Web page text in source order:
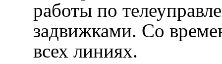
работы по
задвижками. Со
всех линиях.